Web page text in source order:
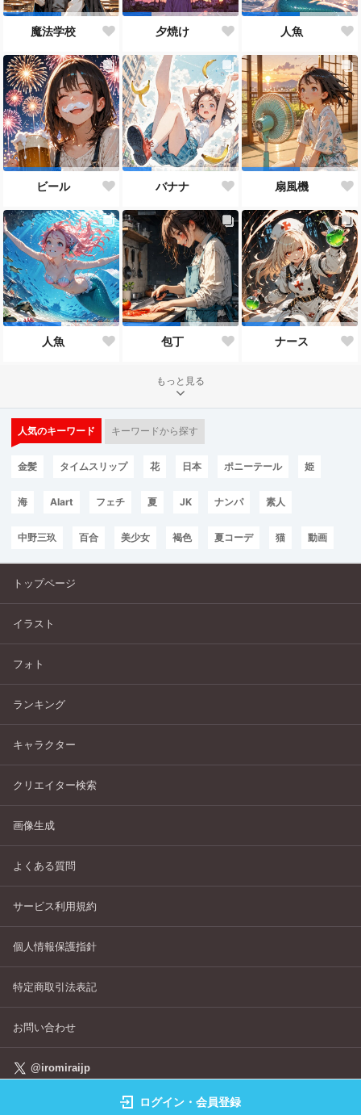
魔法学校 夕焼け 人魚
ビール バナナ 扇風機
人魚 包丁 ナース
もっと見る
人気のキーワード キーワードから探す
金髪 タイムスリップ 花 日本 ポニーテール 姫
海 AIart フェチ 夏 JK ナンパ 素人
中野三玖 百合 美少女 褐色 夏コーデ 猫 動画
トップページ
イラスト
フォト
ランキング
キャラクター
クリエイター検索
画像生成
よくある質問
サービス利用規約
個人情報保護指針
特定商取引法表記
お問い合わせ
@iromiraijp
©IROMIRAI Cosplayers Archive All Right's Reserved.
ログイン・会員登録